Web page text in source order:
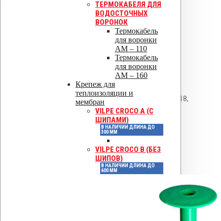
ТЕРМОКАБЕЛЯ ДЛЯ
ВОДОСТОЧНЫХ
ВОРОНОК
Термокабель
для воронки
AM – 110
Термокабель
для воронки
AM – 160
Крепеж для
теплоизоляции и
мембран
VILPE CROCO A (С
ШИПАМИ)
В НАЛИЧИИ ДЛИНА ДО
300 ММ
VILPE CROCO B (БЕЗ
ШИПОВ)
В НАЛИЧИИ ДЛИНА ДО
600 ММ
используется насадка 2 X TORX.
Требуется предварительное
засверливание сверлом 5 мм.
Нормативные
документы
ГОСТ 33762-2016, СП 63.13330.2018,
ГОСТ Р 58881-2020.
Детали
Артикул 672120